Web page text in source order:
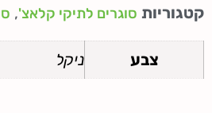
קטגוריות סוגרים לתיקי קלאצ',
צבע ניקל